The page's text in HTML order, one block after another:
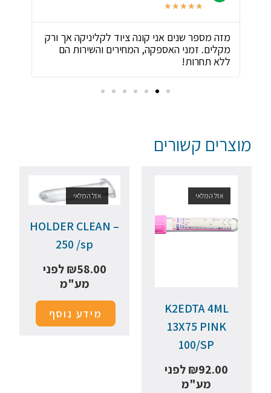
★
★
★
★
★
מזה מספר שנים אני קונה ציוד לקליניקה אך ורק
מקלים. זמני האספקה, המחירים והשירות הם
ללא תחרות!
מוצרים קשורים
אזל המלאי
K2EDTA 4ML
13X75 PINK
100/SP
₪92.00
לפני
מע"מ
אזל המלאי
HOLDER CLEAN –
250 /sp
₪58.00
לפני
מע"מ
מידע נוסף